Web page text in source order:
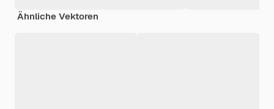
Ähnliche Vektoren